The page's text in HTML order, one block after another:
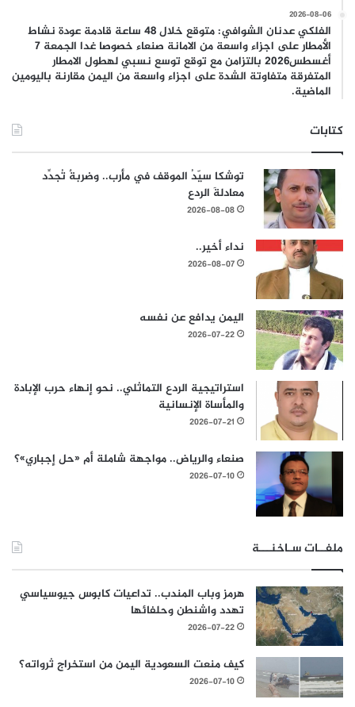
2026-08-06
الفلكي عدنان الشوافي: متوقع خلال 48 ساعة قادمة عودة نشاط
الأمطار على اجزاء واسعة من الامانة صنعاء خصوصا غدا الجمعة 7
أغسطس2026 بالتزامن مع توقع توسع نسبي لهطول الامطار
المتفرقة متفاوتة الشدة على اجزاء واسعة من اليمن مقارنة باليومين
الماضية.
كتابات
توشكا سيّدُ الموقف في مأرب.. وضربةٌ تُجدِّد
معادلةَ الردع
2026-08-08
نداء أخير..
2026-08-07
اليمن يدافع عن نفسه
2026-07-22
استراتيجية الردع التماثلي.. نحو إنهاء حرب الإبادة
والمأساة الإنسانية
2026-07-21
صنعاء والرياض.. مواجهة شاملة أم «حل إجباري»؟
2026-07-10
ملفــات سـاخنـــة
هرمز وباب المندب.. تداعيات كابوس جيوسياسي
تهدد واشنطن وحلفائها
2026-07-22
كيف منعت السعودية اليمن من استخراج ثرواته؟
2026-07-10